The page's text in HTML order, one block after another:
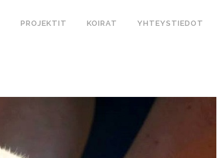
PROJEKTIT KOIRAT YHTEYSTIEDOT